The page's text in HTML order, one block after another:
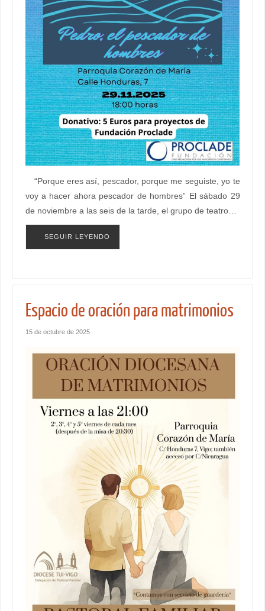
“Porque eres así, pescador, porque me seguiste, yo te
voy a hacer ahora pescador de hombres” El sábado 29
de noviembre a las seis de la tarde, el grupo de teatro…
SEGUIR LEYENDO
Espacio de oración para matrimonios
15 de octubre de 2025